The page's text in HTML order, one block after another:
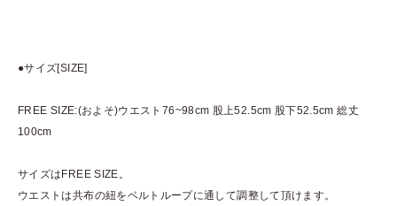
●サイズ[SIZE]
FREE SIZE:(およそ)ウエスト76~98cm 股上52.5cm 股下52.5cm 総丈
100cm
サイズはFREE SIZE。
ウエストは共布の紐をベルトループに通して調整して頂けます。